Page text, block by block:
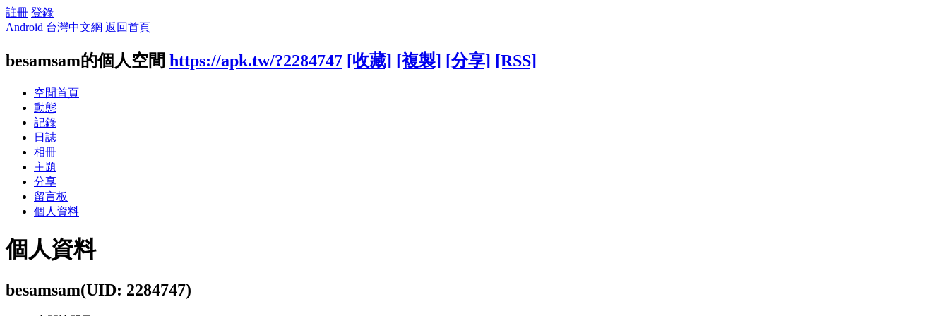
註冊 登錄
Android 台灣中文網 返回首頁
besamsam的個人空間 https://apk.tw/?2284747 [收藏] [複製] [分享] [RSS]
空間首頁
動態
記錄
日誌
相冊
主題
分享
留言板
個人資料
個人資料
besamsam(UID: 2284747)